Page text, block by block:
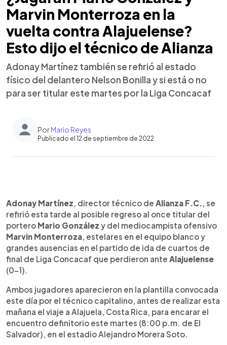
Marvin Monterroza en la
vuelta contra Alajuelense?
Esto dijo el técnico de Alianza
Adonay Martínez también se refirió al estado
físico del delantero Nelson Bonilla y si está o no
para ser titular este martes por la Liga Concacaf
PorMario Reyes
Publicado el 12 de septiembre de 2022
Escuchar artículo
Adonay Martínez, director técnico de Alianza F.C., se
refirió esta tarde al posible regreso al once titular del
portero Mario González y del mediocampista ofensivo
Marvin Monterroza, estelares en el equipo blanco y
grandes ausencias en el partido de ida de cuartos de
final de Liga Concacaf que perdieron ante Alajuelense
(0-1).
Ambos jugadores aparecieron en la plantilla convocada
este día por el técnico capitalino, antes de realizar esta
mañana el viaje a Alajuela, Costa Rica, para encarar el
encuentro definitorio este martes (8:00 p.m. de El
Salvador), en el estadio Alejandro Morera Soto.